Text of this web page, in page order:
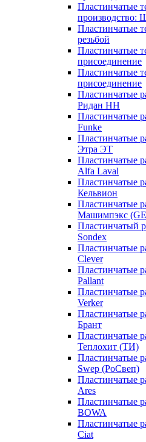
Пластинчатые
производство:
Пластинчатые
резьбой
Пластинчатые
присоединение
Пластинчатые
присоединение
Пластинчатые
Ридан НН
Пластинчатые
Funke
Пластинчатые
Этра ЭТ
Пластинчатые
Alfa Laval
Пластинчатые
Кельвион
Пластинчатые
Машимпэкс
Пластинчатый
Sondex
Пластинчатые
Clever
Пластинчатые
Pallant
Пластинчатые
Verker
Пластинчатые
Брант
Пластинчатые
Теплохит (ТИ)
Пластинчатые
Swep (РоСвеп)
Пластинчатые
Ares
Пластинчатые
BOWA
Пластинчатые
Ciat